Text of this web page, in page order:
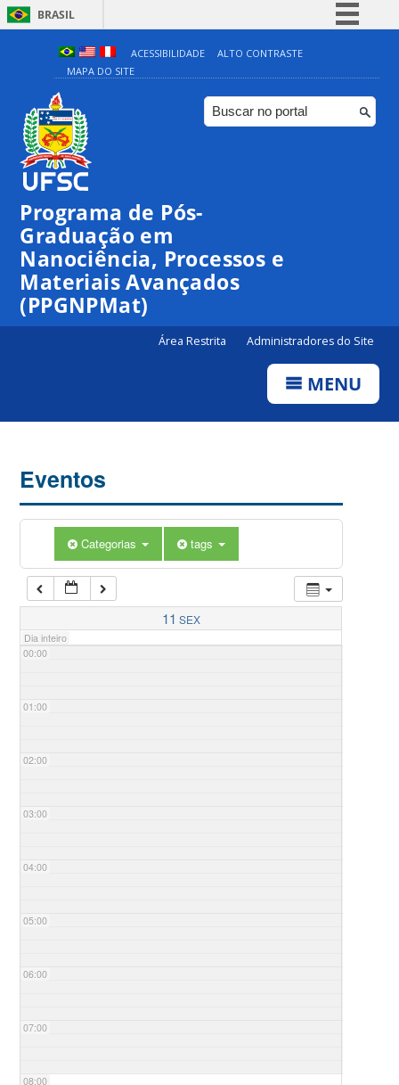
BRASIL
Simplifique!
Comunica BR
Participe
ACESSIBILIDADE
ALTO CONTRASTE
MAPA DO SITE
Programa de Pós-
Graduação em
Nanociência, Processos e
Materiais Avançados
(PPGNPMat)
Área Restrita Administradores do Site
MENU
Eventos
Categorias tags
11 SEX
Dia inteiro
00:00
01:00
02:00
03:00
04:00
05:00
06:00
07:00
08:00